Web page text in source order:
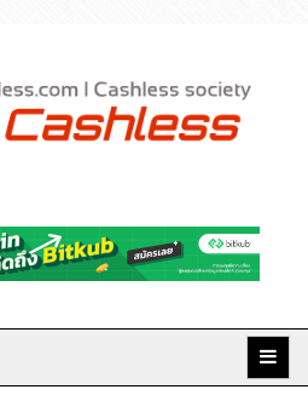
มิติใหม่
นยุคดิจิทัล